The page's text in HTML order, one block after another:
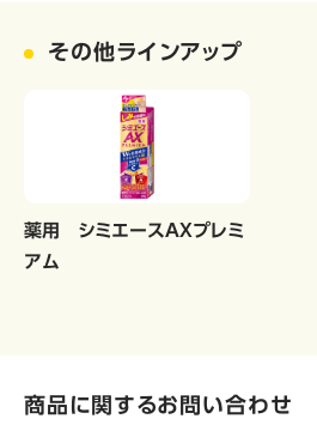
その他ラインアップ
薬用 シミエースAXプレミ
アム
商品に関するお問い合わせ